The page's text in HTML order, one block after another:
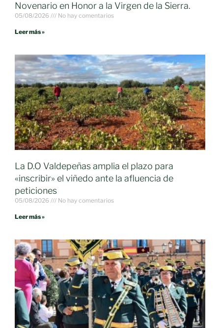
Novenario en Honor a la Virgen de la Sierra.
05/08/2026 No hay comentarios
Leer más »
La D.O Valdepeñas amplia el plazo para
«inscribir» el viñedo ante la afluencia de
peticiones
05/08/2026 No hay comentarios
Leer más »